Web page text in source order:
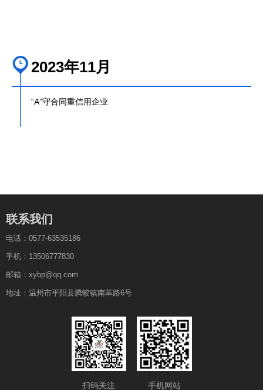
2023年11月
“A”守合同重信用企业
联系我们
电话：0577-63535186
手机：13506777830
邮箱：xybp@qq.com
地址：温州市平阳县腾蛟镇南革路6号
扫码关注 手机网站